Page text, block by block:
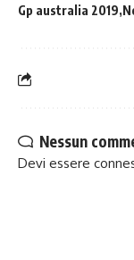
Gp australia 2019
Nessun
Devi essere